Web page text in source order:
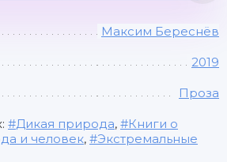
Максим Береснёв
2019
Проза
Дикая природа,
Книги о
и человек,
Экстремальные